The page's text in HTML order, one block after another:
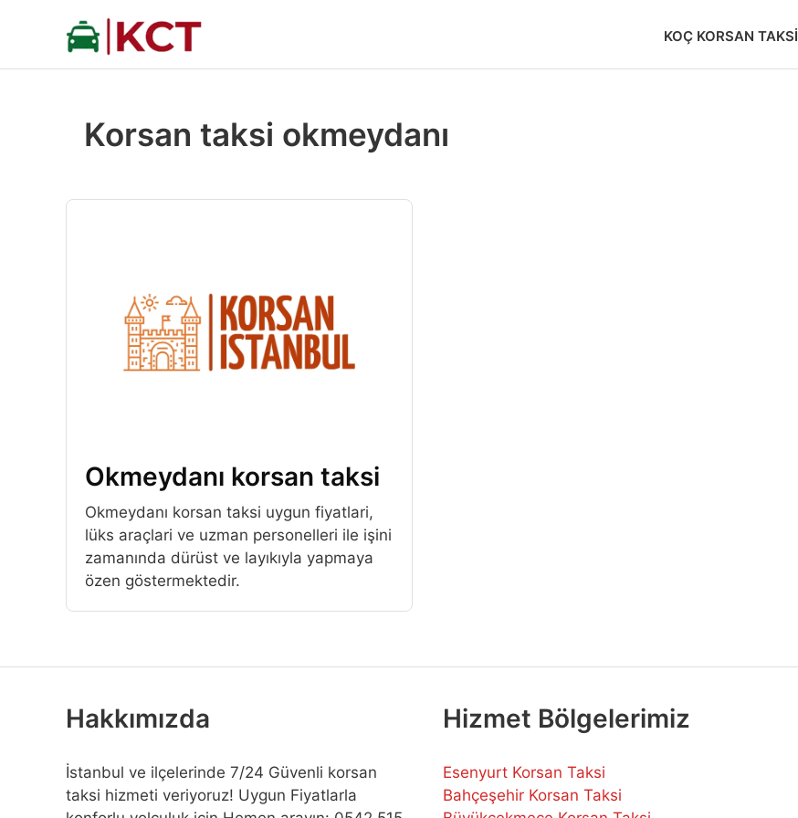
KOÇ KORSAN TAKSI
Korsan taksi okmeydanı
Okmeydanı korsan taksi
Okmeydanı korsan taksi uygun fiyatlari,
lüks araçlari ve uzman personelleri ile işini
zamanında dürüst ve layıkıyla yapmaya
özen göstermektedir.
Hakkımızda
İstanbul ve ilçelerinde 7/24 Güvenli korsan
taksi hizmeti veriyoruz! Uygun Fiyatlarla
Hizmet Bölgelerimiz
Esenyurt Korsan Taksi
Bahçeşehir Korsan Taksi